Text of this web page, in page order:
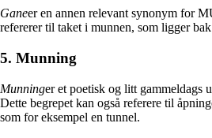
Ganeer en annen relevant synonym for
refererer til taket i munnen, som ligger
5. Munning
Munninger et poetisk og litt
Dette begrepet kan også referere til
som for eksempel en tunnel.